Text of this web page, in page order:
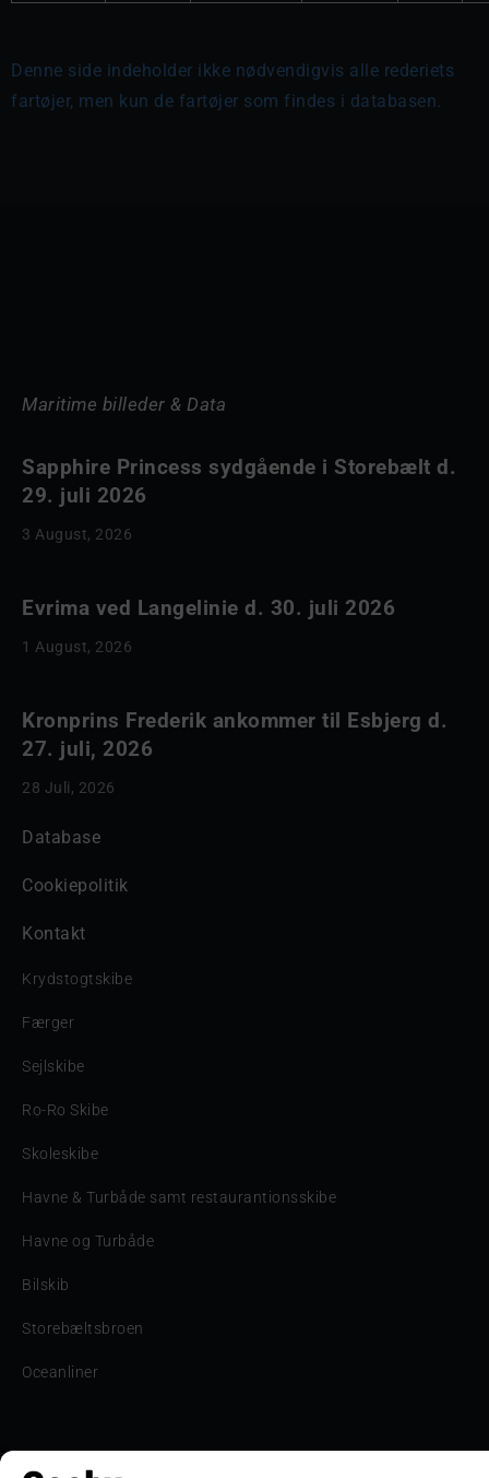
Denne side indeholder ikke nødvendigvis alle rederiets
fartøjer, men kun de fartøjer som findes i databasen.
Maritime billeder & Data
Sapphire Princess sydgående i Storebælt d.
29. juli 2026
3 August, 2026
Evrima ved Langelinie d. 30. juli 2026
1 August, 2026
Kronprins Frederik ankommer til Esbjerg d.
27. juli, 2026
28 Juli, 2026
Database
Cookiepolitik
Kontakt
Krydstogtskibe
Færger
Sejlskibe
Ro-Ro Skibe
Skoleskibe
Havne & Turbåde samt restaurantionsskibe
Havne og Turbåde
Bilskib
Storebæltsbroen
Oceanliner